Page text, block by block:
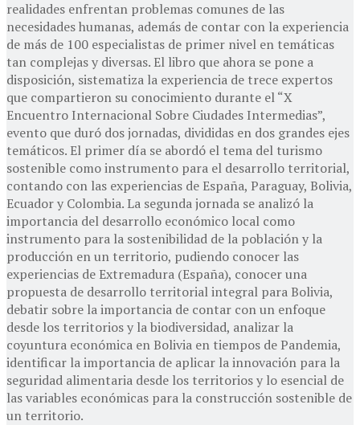
realidades enfrentan problemas comunes de las
necesidades humanas, además de contar con la experiencia
de más de 100 especialistas de primer nivel en temáticas
tan complejas y diversas. El libro que ahora se pone a
disposición, sistematiza la experiencia de trece expertos
que compartieron su conocimiento durante el “X
Encuentro Internacional Sobre Ciudades Intermedias”,
evento que duró dos jornadas, divididas en dos grandes ejes
temáticos. El primer día se abordó el tema del turismo
sostenible como instrumento para el desarrollo territorial,
contando con las experiencias de España, Paraguay, Bolivia,
Ecuador y Colombia. La segunda jornada se analizó la
importancia del desarrollo económico local como
instrumento para la sostenibilidad de la población y la
producción en un territorio, pudiendo conocer las
experiencias de Extremadura (España), conocer una
propuesta de desarrollo territorial integral para Bolivia,
debatir sobre la importancia de contar con un enfoque
desde los territorios y la biodiversidad, analizar la
coyuntura económica en Bolivia en tiempos de Pandemia,
identificar la importancia de aplicar la innovación para la
seguridad alimentaria desde los territorios y lo esencial de
las variables económicas para la construcción sostenible de
un territorio.